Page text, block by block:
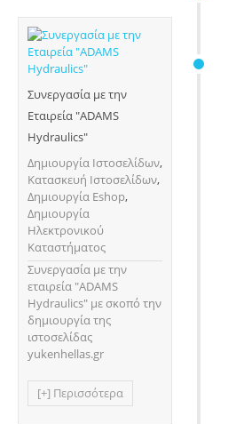
Συνεργασία με την
Εταιρεία "ADAMS
Hydraulics"
Δημιουργία Ιστοσελίδων,
Κατασκευή Ιστοσελίδων,
Δημιουργία Eshop,
Δημιουργία
Ηλεκτρονικού
Καταστήματος
Συνεργασία με την
εταιρεία "ADAMS
Hydraulics" με σκοπό την
δημιουργία της
ιστοσελίδας
yukenhellas.gr
[+] Περισσότερα